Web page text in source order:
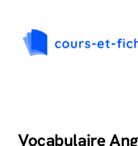
contenu
Vocabulaire